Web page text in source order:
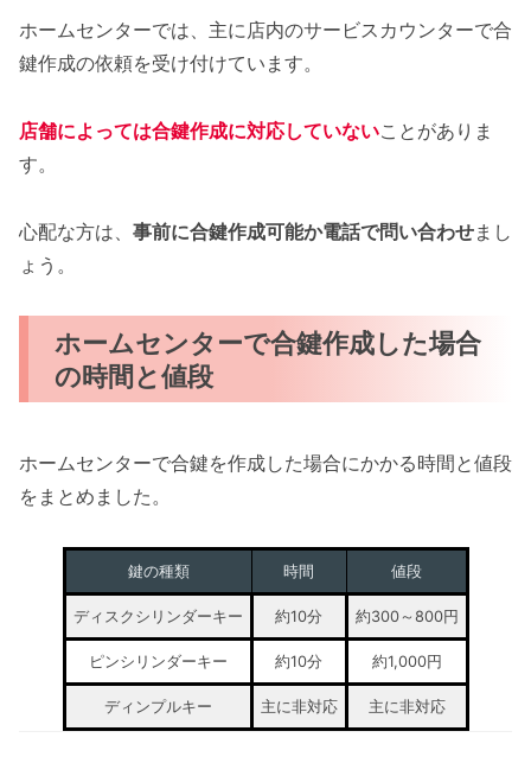
ホームセンターでは、主に店内のサービスカウンターで合
鍵作成の依頼を受け付けています。
店舗によっては合鍵作成に対応していないことがありま
す。
心配な方は、 事前に合鍵作成可能か電話で問い合わせまし
ょう。
ホームセンターで合鍵作成した場合
の時間と値段
ホームセンターで合鍵を作成した場合にかかる時間と値段
をまとめました。
鍵の種類 時間 値段
ディスクシリンダーキー 約10分 約300～800円
ピンシリンダーキー 約10分 約1,000円
ディンプルキー 主に非対応 主に非対応